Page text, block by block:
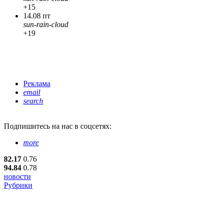
+15
14.08 пт
sun-rain-cloud
+19
Реклама
email
search
Подпишитесь на нас в соцсетях:
more
82.17 0.76
94.84 0.78
новости
Рубрики